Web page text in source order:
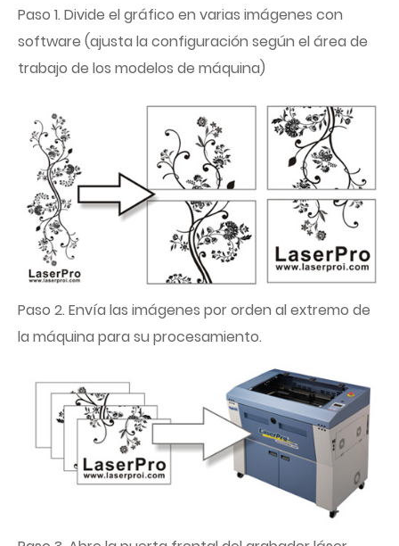
Paso 1. Divide el gráfico en varias imágenes con
software (ajusta la configuración según el área de
trabajo de los modelos de máquina)
Paso 2. Envía las imágenes por orden al extremo de
la máquina para su procesamiento.